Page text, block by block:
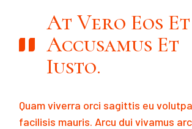
At Vero Eos Et
Accusamus Et
Iusto.
Quam viverra orci sagittis eu
facilisis mauris. Arcu dui vivamus